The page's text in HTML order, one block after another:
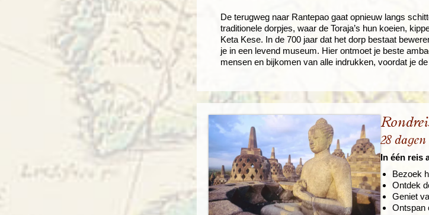
De terugweg naar Rantepao gaat opnieuw langs
traditionele dorpjes, waar de Toraja’s hun koeien,
Keta Kese. In de 700 jaar dat het dorp bestaat
je in een levend museum. Hier ontmoet je beste
mensen en bijkomen van alle indrukken, voordat je
28 dagen
In één reis
Bezoek
Ontdek
Geniet
Ontspan